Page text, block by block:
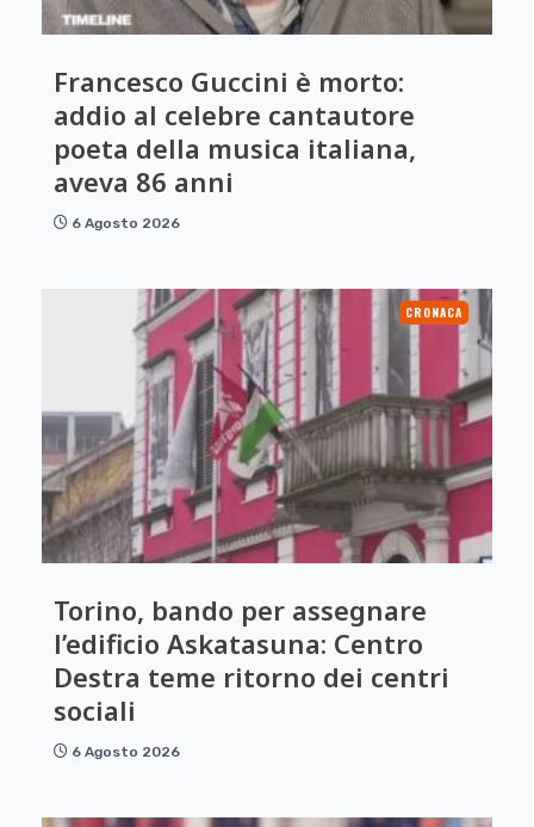
Francesco Guccini è morto:
addio al celebre cantautore
poeta della musica italiana,
aveva 86 anni
6 Agosto 2026
CRONACA
Torino, bando per assegnare
l’edificio Askatasuna: Centro
Destra teme ritorno dei centri
sociali
6 Agosto 2026